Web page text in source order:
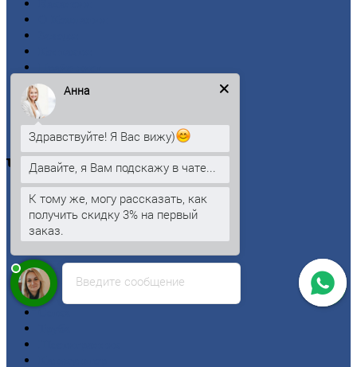
Новости
Личныйкабинет
Оформление
Оплата
Черныйметаллопрокат
Арматура
Двутавроваябалка (двутавр)
Квадрат
Лист
Проволока
Рельсы
Введите сообщение
Анна
Здравствуйте! Я Вас вижу)
Давайте, я Вам подскажу в чате...
К тому же, могу рассказать, как
получить скидку 3% на первый
заказ.